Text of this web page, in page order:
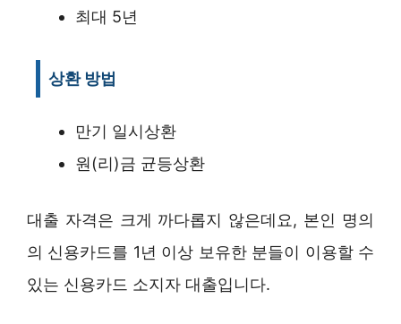
최대 5년
상환 방법
만기 일시상환
원(리)금 균등상환
대출 자격은 크게 까다롭지 않은데요, 본인 명의
의 신용카드를 1년 이상 보유한 분들이 이용할 수
있는 신용카드 소지자 대출입니다.